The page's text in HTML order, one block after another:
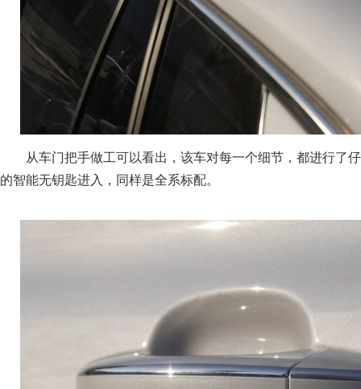
从车门把手做工可以看出，该车对每一个细节，都进行了仔
的智能无钥匙进入，同样是全系标配。